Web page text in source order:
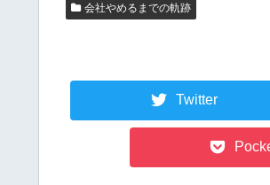
会社やめるまでの軌跡
Twitter